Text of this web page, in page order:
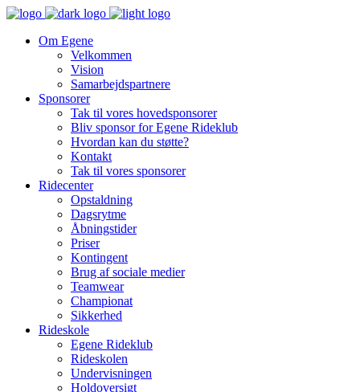
Om Egene
Velkommen
Vision
Samarbejdspartnere
Sponsorer
Tak til vores hovedsponsorer
Bliv sponsor for Egene Rideklub
Hvordan kan du støtte?
Kontakt
Tak til vores sponsorer
Ridecenter
Opstaldning
Dagsrytme
Åbningstider
Priser
Kontingent
Brug af sociale medier
Teamwear
Championat
Sikkerhed
Rideskole
Egene Rideklub
Rideskolen
Undervisningen
Holdoversigt